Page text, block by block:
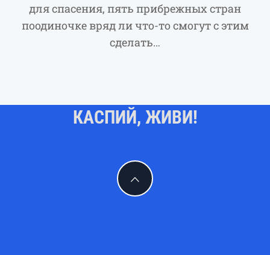
для спасения, пять прибрежных стран
поодиночке вряд ли что-то смогут с этим
сделать…
КАСПИЙ, ЖИВИ!